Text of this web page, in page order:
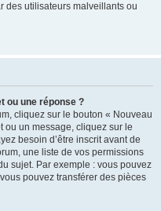
des utilisateurs malveillants ou
ou une réponse ?
cliquez sur le bouton « Nouveau
ou un message, cliquez sur le
besoin d’être inscrit avant de
une liste de vos permissions
sujet. Par exemple : vous pouvez
pouvez transférer des pièces